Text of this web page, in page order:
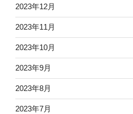
2023年12月
2023年11月
2023年10月
2023年9月
2023年8月
2023年7月